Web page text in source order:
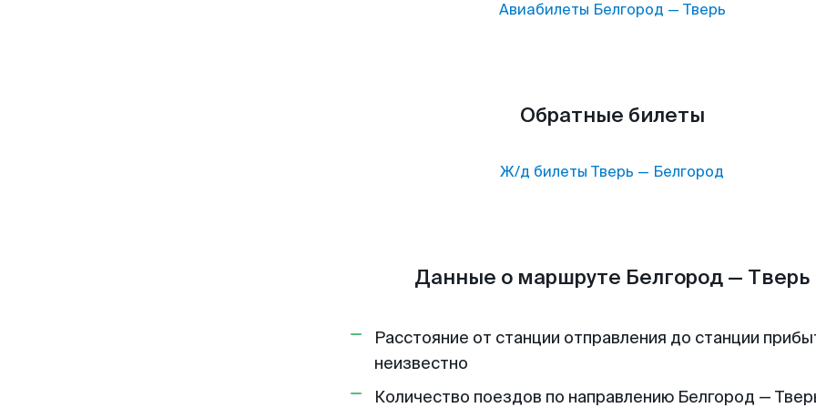
Авиабилеты Белгород — Тверь
Обратные билеты
Ж/д билеты Тверь — Белгород
Данные о маршруте Белгород — Тверь
Расстояние от станции отправления до станции
неизвестно
Количество поездов по направлению Белгород —